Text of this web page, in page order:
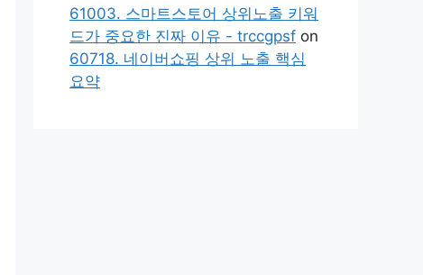
61003. 스마트스토어 상위노출 키워
드가 중요한 진짜 이유 - trccgpsf on
60718. 네이버쇼핑 상위 노출 핵심
요약